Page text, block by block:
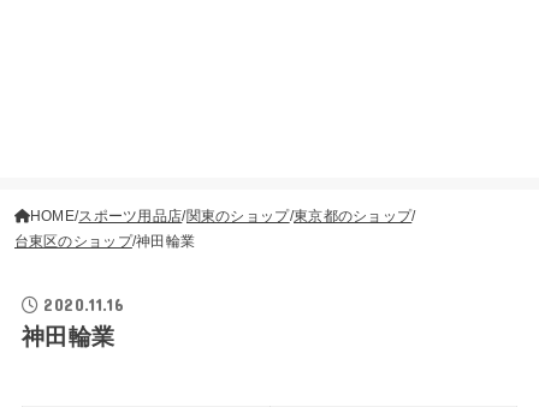
HOME スポーツ用品店 関東のショップ 東京都のショップ
台東区のショップ 神田輪業
2020.11.16
神田輪業